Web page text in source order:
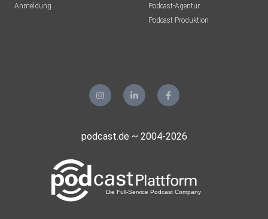
Anmeldung
Podcast-Agentur
Podcast-Produktion
podcast.de ~ 2004-2026